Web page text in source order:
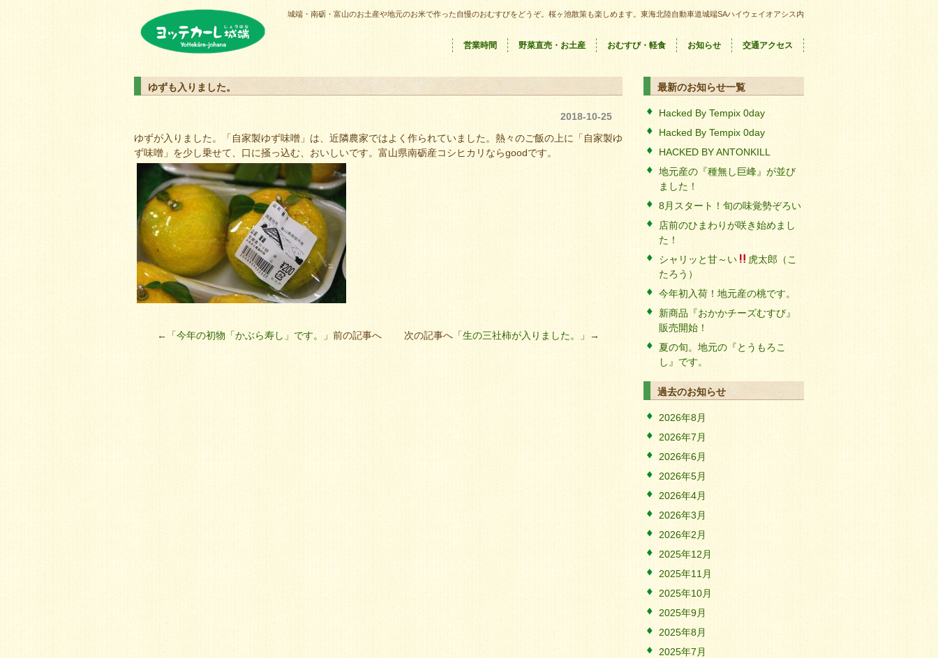
城端・南砺・富山のお土産や地元のお米で作った自慢のおむすびをどうぞ。桜ヶ池散策も楽しめます。東海北陸自動車道城端SAハイウェイオアシス内
営業時間 野菜直売・お土産 おむすび・軽食 お知らせ 交通アクセス
ゆずも入りました。
2018-10-25
ゆずが入りました。「自家製ゆず味噌」は、近隣農家ではよく作られていました。熱々のご飯の上に「自家製ゆ
ず味噌」を少し乗せて、口に掻っ込む、おいしいです。富山県南砺産コシヒカリならgoodです。
←「今年の初物「かぶら寿し」です。 」前の記事へ 次の記事へ「生の三社柿が入りました。 」→
最新のお知らせ一覧
Hacked By Tempix 0day
Hacked By Tempix 0day
HACKED BY ANTONKILL
地元産の『種無し巨峰』が並び
ました！
8月スタート！旬の味覚勢ぞろい
店前のひまわりが咲き始めまし
た！
シャリッと甘～い
虎太郎（こ
たろう）
今年初入荷！地元産の桃です。
新商品『おかかチーズむすび』
販売開始！
夏の旬。地元の『とうもろこ
し』です。
過去のお知らせ
2026年8月
2026年7月
2026年6月
2026年5月
2026年4月
2026年3月
2026年2月
2025年12月
2025年11月
2025年10月
2025年9月
2025年8月
2025年7月